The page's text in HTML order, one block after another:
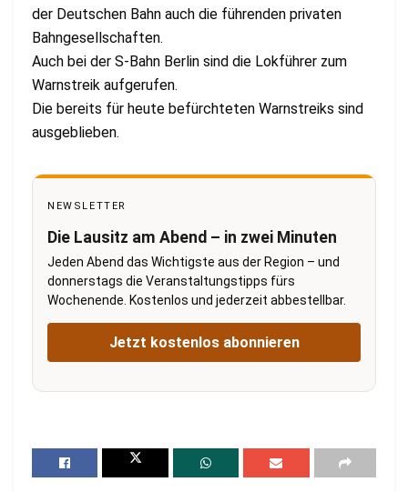
der Deutschen Bahn auch die führenden privaten
Bahngesellschaften.
Auch bei der S-Bahn Berlin sind die Lokführer zum
Warnstreik aufgerufen.
Die bereits für heute befürchteten Warnstreiks sind
ausgeblieben.
NEWSLETTER
Die Lausitz am Abend – in zwei Minuten
Jeden Abend das Wichtigste aus der Region – und
donnerstags die Veranstaltungstipps fürs
Wochenende. Kostenlos und jederzeit abbestellbar.
Jetzt kostenlos abonnieren